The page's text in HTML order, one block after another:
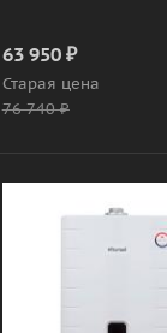
63 950₽
Старая цена
76 740₽